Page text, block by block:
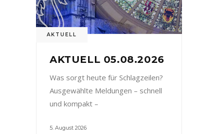
AKTUELL
AKTUELL 05.08.2026
Was sorgt heute für Schlagzeilen?
Ausgewählte Meldungen – schnell
und kompakt –
5. August 2026